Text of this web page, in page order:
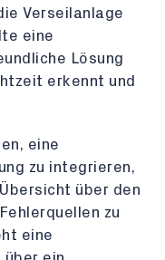
Verseilanlage
eine
Lösung
erkennt und
eine
zu integrieren,
über den
zu
eine